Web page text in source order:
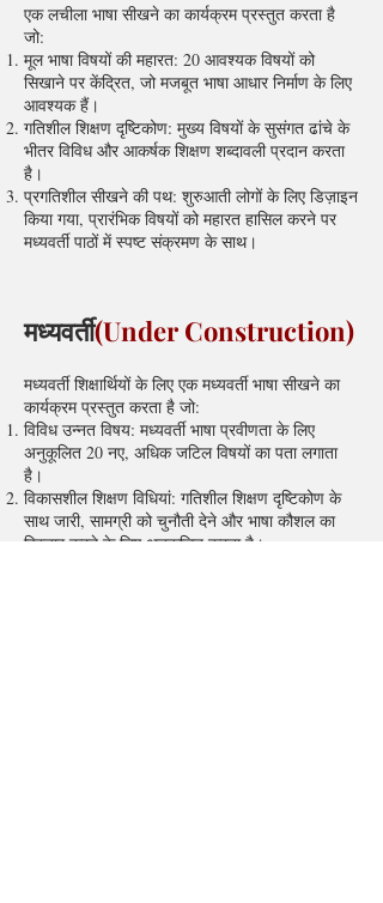
एक लचीला भाषा सीखने का कार्यक्रम प्रस्तुत करता है
जो:
मूल भाषा विषयों की महारत: 20 आवश्यक विषयों को
सिखाने पर केंद्रित, जो मजबूत भाषा आधार निर्माण के लिए
आवश्यक हैं।
गतिशील शिक्षण दृष्टिकोण: मुख्य विषयों के सुसंगत ढांचे के
भीतर विविध और आकर्षक शिक्षण शब्दावली प्रदान करता
है।
प्रगतिशील सीखने की पथ: शुरुआती लोगों के लिए डिज़ाइन
किया गया, प्रारंभिक विषयों को महारत हासिल करने पर
मध्यवर्ती पाठों में स्पष्ट संक्रमण के साथ।
मध्यवर्ती(Under Construction)
मध्यवर्ती शिक्षार्थियों के लिए एक मध्यवर्ती भाषा सीखने का
कार्यक्रम प्रस्तुत करता है जो:
विविध उन्नत विषय: मध्यवर्ती भाषा प्रवीणता के लिए
अनुकूलित 20 नए, अधिक जटिल विषयों का पता लगाता
है।
विकासशील शिक्षण विधियां: गतिशील शिक्षण दृष्टिकोण के
साथ जारी, सामग्री को चुनौती देने और भाषा कौशल का
विस्तार करने के लिए अनुकूलित करता है।